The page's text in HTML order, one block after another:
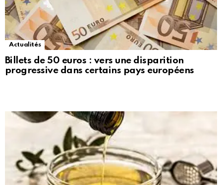
Actualités
Billets de 50 euros : vers une disparition
progressive dans certains pays européens